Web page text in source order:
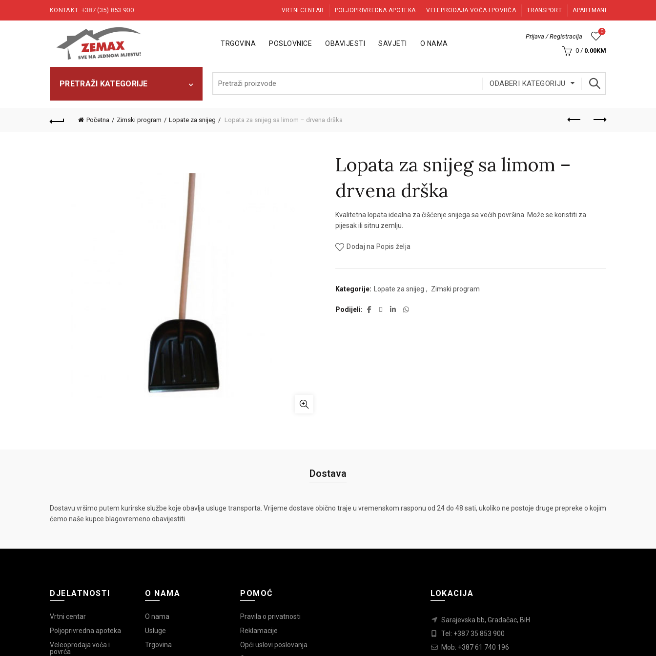
KONTAKT: +387 (35) 853 900 VRTNI CENTAR POLJOPRIVREDNA APOTEKA VELEPRODAJA VOĆA I POVRĆA TRANSPORT APARTMANI
TRGOVINA POSLOVNICE OBAVIJESTI SAVJETI O NAMA
Prijava / Registracija
0
0 / 0.00KM
PRETRAŽI KATEGORIJE ODABERI KATEGORIJU
Početna Zimski program Lopate za snijeg Lopata za snijeg sa limom – drvena drška
Lopata za snijeg sa limom –
drvena drška
Kvalitetna lopata idealna za čišćenje snijega sa većih površina. Može se koristiti za
pijesak ili sitnu zemlju.
Dodaj na Popis želja
Kategorije: Lopate za snijeg , Zimski program
Podijeli
Dostava
Dostavu vršimo putem kurirske službe koje obavlja usluge transporta. Vrijeme dostave obično traje u vremenskom rasponu od 24 do 48 sati, ukoliko ne postoje druge prepreke o kojim
ćemo naše kupce blagovremeno obavijestiti.
DJELATNOSTI
Vrtni centar
Poljoprivredna apoteka
Veleoprodaja voća i
povrća
O NAMA
O nama
Usluge
Trgovina
POMOĆ
Pravila o privatnosti
Reklamacije
Opći uslovi poslovanja
LOKACIJA
Sarajevska bb, Gradačac, BiH
Tel: +387 35 853 900
Mob: +387 61 740 196